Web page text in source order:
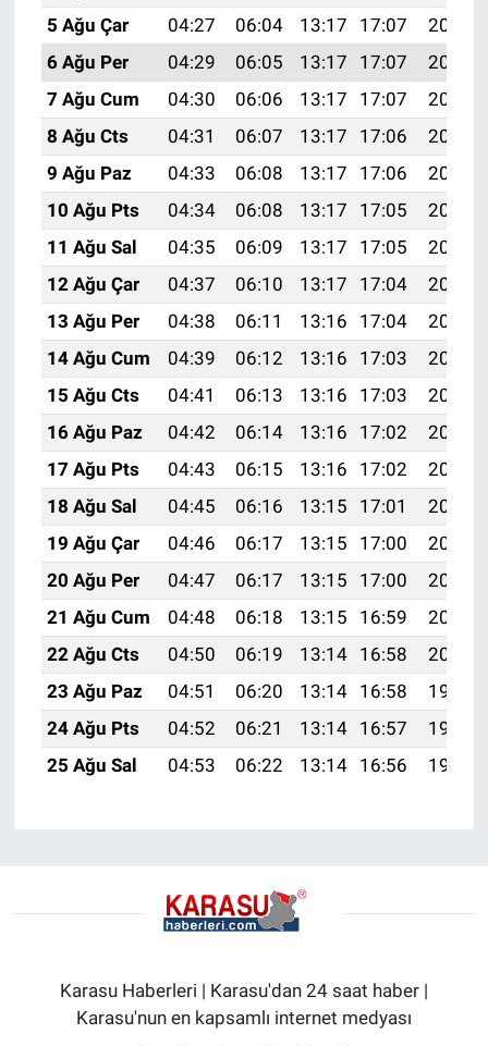
5 Ağu Çar
04:27 06:04 13:17 17:07
20:21
6 Ağu Per
04:29 06:05 13:17 17:07
20:20
7 Ağu Cum
04:30 06:06 13:17 17:07
20:19
8 Ağu Cts
04:31 06:07 13:17 17:06
20:18
9 Ağu Paz
04:33 06:08 13:17 17:06
20:16
10 Ağu Pts
04:34 06:08 13:17 17:05
20:15
11 Ağu Sal
04:35 06:09 13:17 17:05
20:14
12 Ağu Çar
04:37 06:10 13:17 17:04
20:13
13 Ağu Per
04:38 06:11 13:16 17:04
20:12
14 Ağu Cum
04:39 06:12 13:16 17:03
20:10
15 Ağu Cts
04:41 06:13 13:16 17:03
20:09
16 Ağu Paz
04:42 06:14 13:16 17:02
20:08
17 Ağu Pts
04:43 06:15 13:16 17:02
20:06
18 Ağu Sal
04:45 06:16 13:15 17:01
20:05
19 Ağu Çar
04:46 06:17 13:15 17:00
20:04
20 Ağu Per
04:47 06:17 13:15 17:00
20:02
21 Ağu Cum
04:48 06:18 13:15 16:59
20:01
22 Ağu Cts
04:50 06:19 13:14 16:58
20:00
23 Ağu Paz
04:51 06:20 13:14 16:58
19:58
24 Ağu Pts
04:52 06:21 13:14 16:57
19:57
25 Ağu Sal
04:53 06:22 13:14 16:56 19:55
Karasu Haberleri | Karasu'dan 24 saat haber |
Karasu'nun en kapsamlı internet medyası